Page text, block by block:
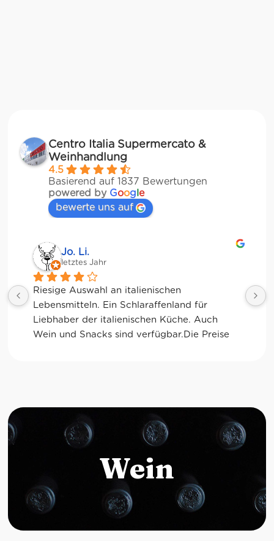
Centro Italia Supermercato &
Weinhandlung
4.5
Basierend auf 1837 Bewertungen
powered by Google
bewerte uns auf
Jessica Chu
letztes Jahr
Tolle Auswahl! Die Frischetheke und der
Kaffee sind ebenfalls sensationell. Viele
glutenfreie Optionen.
Wein